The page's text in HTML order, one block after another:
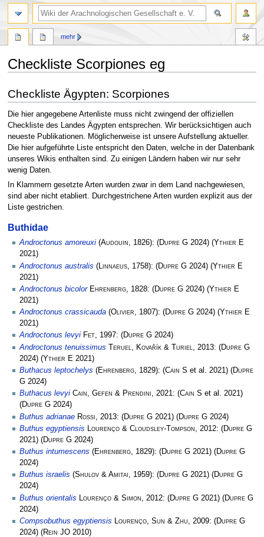
Checkliste Scorpiones eg
Navigation
springen
Suche
springen
Checkliste Ägypten: Scorpiones
Die hier angegebene Artenliste muss nicht zwingend der offiziellen
Checkliste des Landes Ägypten entsprechen. Wir berücksichtigen auch
neueste Publikationen. Möglicherweise ist unsere Aufstellung aktueller.
Die hier aufgeführte Liste entspricht den Daten, welche in der Datenbank
unseres Wikis enthalten sind. Zu einigen Ländern haben wir nur sehr
wenig Daten.
In Klammern gesetzte Arten wurden zwar in dem Land nachgewiesen,
sind aber nicht etabliert. Durchgestrichene Arten wurden explizit aus der
Liste gestrichen.
Buthidae
Androctonus amoreuxi (Audouin, 1826): (Dupre G 2024) (Ythier E
2021)
Androctonus australis ( Linnaeus , 1758): (Dupre G 2024) (Ythier E
2021)
Androctonus bicolor Ehrenberg, 1828: (Dupre G 2024) (Ythier E
2021)
Androctonus crassicauda (Olivier, 1807): (Dupre G 2024) (Ythier E
2021)
Androctonus levyi Fet, 1997: (Dupre G 2024)
Androctonus tenuissimus Teruel, Kovařík & Turiel , 2013: (Dupre G
2024) (Ythier E 2021)
Buthacus leptochelys (Ehrenberg, 1829): (Cain S et al. 2021) (Dupre
G 2024)
Buthacus levyi Cain, Gefen & Prendini, 2021: (Cain S et al. 2021)
(Dupre G 2024)
Buthus adrianae Rossi , 2013: (Dupre G 2021) (Dupre G 2024)
Buthus egyptiensis
Lourenço & Cloudsley-Tompson , 2012: (Dupre G
2021) (Dupre G 2024)
Buthus intumescens (Ehrenberg, 1829): (Dupre G 2021) (Dupre G
2024)
Buthus israelis (Shulov & Amitai, 1959): (Dupre G 2021) (Dupre G
2024)
Buthus orientalis
Lourenço & Simon , 2012: (Dupre G 2021) (Dupre G
2024)
Compsobuthus egyptiensis Lourenço, Sun & Zhu, 2009: (Dupre G
2024) (Rein JO 2010)
mehr